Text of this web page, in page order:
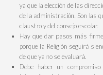
ya que la elección de las
de la administración. Son las
claustro y del consejo escolar.
Hay que dar pasos más
porque la Religión seguirá
de que ya no se evaluará.
Debe haber un